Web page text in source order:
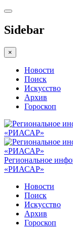
Sidebar
×
Новости
Поиск
Искусство
Архив
Гороскоп
Региональное
«РИАСАР»
Новости
Поиск
Искусство
Архив
Гороскоп